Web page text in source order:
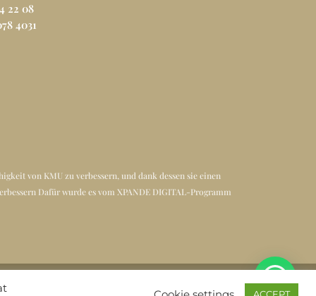
22 08
4031
von KMU zu verbessern, und dank dessen sie einen
Dafür wurde es vom XPANDE DIGITAL-Programm